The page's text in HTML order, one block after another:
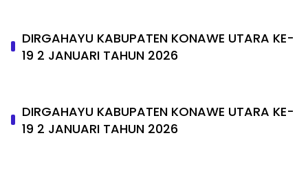
DIRGAHAYU KABUPATEN KONAWE UTARA KE-
19 2 JANUARI TAHUN 2026
DIRGAHAYU KABUPATEN KONAWE UTARA KE-
19 2 JANUARI TAHUN 2026